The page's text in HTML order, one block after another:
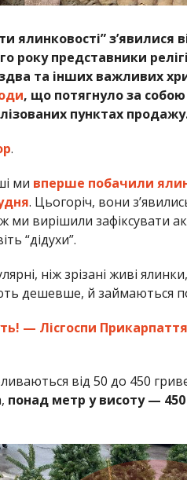
ялинковості” з’явилися
року представники
та інших важливих
, що потягнуло за собою
пунктах
.
ми вперше побачили
. Цьогоріч, вони
ми вирішили зафіксувати
“дідухи”.
ніж зрізані живі
дешевше, й займаються
— Лісгоспи
від 50 до 450
понад метр у висоту — 450